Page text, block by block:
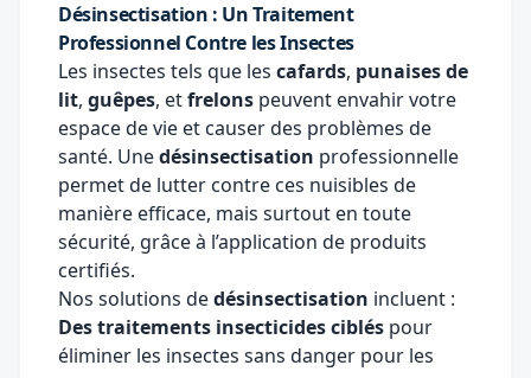
Désinsectisation : Un Traitement
Professionnel Contre les Insectes
Les insectes tels que les cafards, punaises de
lit, guêpes, etfrelons peuvent envahir votre
espace de vie et causer des problèmes de
santé. Unedésinsectisation professionnelle
permet de lutter contre ces nuisibles de
manière efficace, mais surtout en toute
sécurité, grâce à l’application de produits
certifiés.
Nos solutions dedésinsectisation incluent :
Des traitements insecticides ciblés pour
éliminer les insectes sans danger pour les